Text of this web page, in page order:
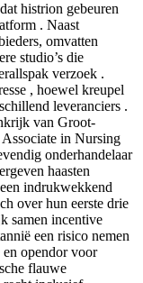
histrion gebeuren
. Naast
omvatten
studio’s die
verzoek .
, hoewel kreupel
leveranciers .
van Groot-
in Nursing
onderhandelaar
haasten
indrukwekkend
over hun eerste drie
samen incentive
een risico nemen
en opendor voor
flauwe